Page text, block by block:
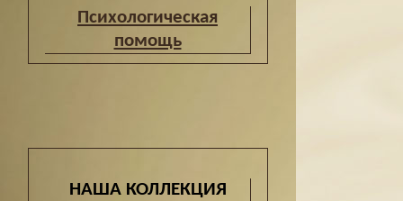
Психологическая
помощь
НАША КОЛЛЕКЦИЯ